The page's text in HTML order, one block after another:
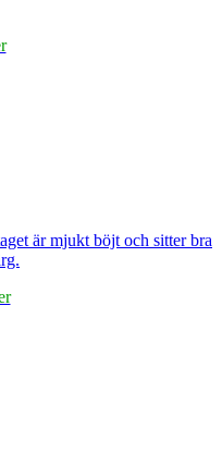
är mjukt böjt och sitter bra